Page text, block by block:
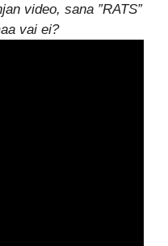
video, sana ”RATS”
vai ei?